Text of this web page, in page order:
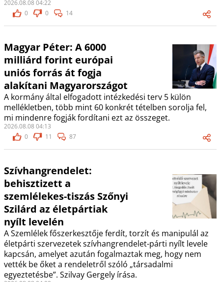
2026.08.08 04:22
0
0 14
Magyar Péter: A 6000
milliárd forint európai
uniós forrás át fogja
alakítani Magyarországot
A kormány által elfogadott intézkedési terv 5 külön
mellékletben, több mint 60 konkrét tételben sorolja fel,
mi mindenre fogják fordítani ezt az összeget.
2026.08.08 04:13
0
11 87
Szívhangrendelet:
behisztizett a
szemlélekes-tiszás Szőnyi
Szilárd az életpártiak
nyílt levelén
A Szemlélek főszerkesztője ferdít, torzít és manipulál az
életpárti szervezetek szívhangrendelet-párti nyílt levele
kapcsán, amelyet azután fogalmaztak meg, hogy nem
vették be őket a rendeletről szóló „társadalmi
egyeztetésbe”. Szilvay Gergely írása.